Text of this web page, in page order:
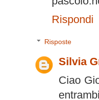
Rispondi
Risposte
Silvia
Ciao